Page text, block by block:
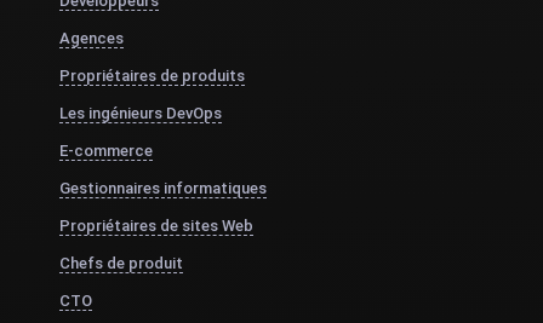
Agences
Propriétaires de produits
Les ingénieurs DevOps
E-commerce
Gestionnaires informatiques
Propriétaires de sites Web
Chefs de produit
CTO